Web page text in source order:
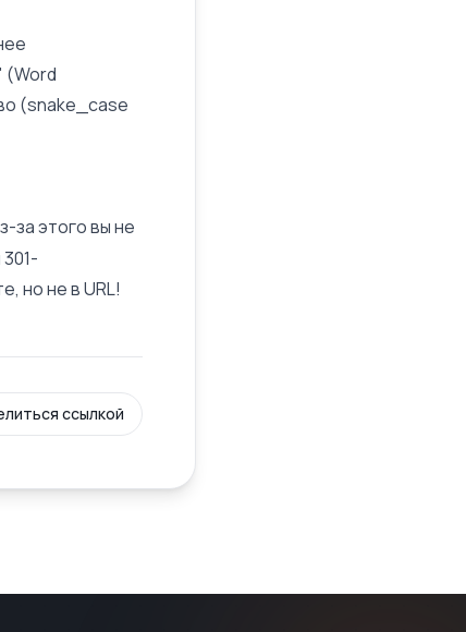
(Word
(snake_case
за этого вы не
но не в URL!
ссылкой